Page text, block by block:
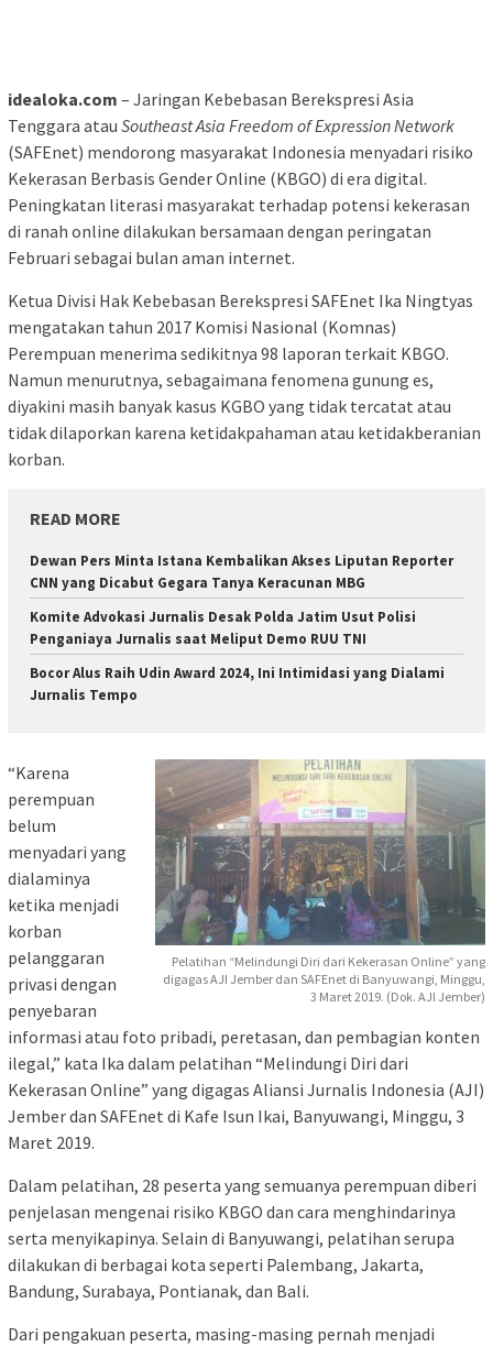
idealoka.com – Jaringan Kebebasan Berekspresi Asia
Tenggara atau Southeast Asia Freedom of Expression Network
(SAFEnet) mendorong masyarakat Indonesia menyadari risiko
Kekerasan Berbasis Gender Online (KBGO) di era digital.
Peningkatan literasi masyarakat terhadap potensi kekerasan
di ranah online dilakukan bersamaan dengan peringatan
Februari sebagai bulan aman internet.
Ketua Divisi Hak Kebebasan Berekspresi SAFEnet Ika Ningtyas
mengatakan tahun 2017 Komisi Nasional (Komnas)
Perempuan menerima sedikitnya 98 laporan terkait KBGO.
Namun menurutnya, sebagaimana fenomena gunung es,
diyakini masih banyak kasus KGBO yang tidak tercatat atau
tidak dilaporkan karena ketidakpahaman atau ketidakberanian
korban.
READ MORE
Dewan Pers Minta Istana Kembalikan Akses Liputan Reporter
CNN yang Dicabut Gegara Tanya Keracunan MBG
Komite Advokasi Jurnalis Desak Polda Jatim Usut Polisi
Penganiaya Jurnalis saat Meliput Demo RUU TNI
Bocor Alus Raih Udin Award 2024, Ini Intimidasi yang Dialami
Jurnalis Tempo
Pelatihan “Melindungi Diri dari Kekerasan Online” yang
digagas AJI Jember dan SAFEnet di Banyuwangi, Minggu,
3 Maret 2019. (Dok. AJI Jember)
“Karena
perempuan
belum
menyadari yang
dialaminya
ketika menjadi
korban
pelanggaran
privasi dengan
penyebaran
informasi atau foto pribadi, peretasan, dan pembagian konten
ilegal,” kata Ika dalam pelatihan “Melindungi Diri dari
Kekerasan Online” yang digagas Aliansi Jurnalis Indonesia (AJI)
Jember dan SAFEnet di Kafe Isun Ikai, Banyuwangi, Minggu, 3
Maret 2019.
Dalam pelatihan, 28 peserta yang semuanya perempuan diberi
penjelasan mengenai risiko KBGO dan cara menghindarinya
serta menyikapinya. Selain di Banyuwangi, pelatihan serupa
dilakukan di berbagai kota seperti Palembang, Jakarta,
Bandung, Surabaya, Pontianak, dan Bali.
Dari pengakuan peserta, masing-masing pernah menjadi